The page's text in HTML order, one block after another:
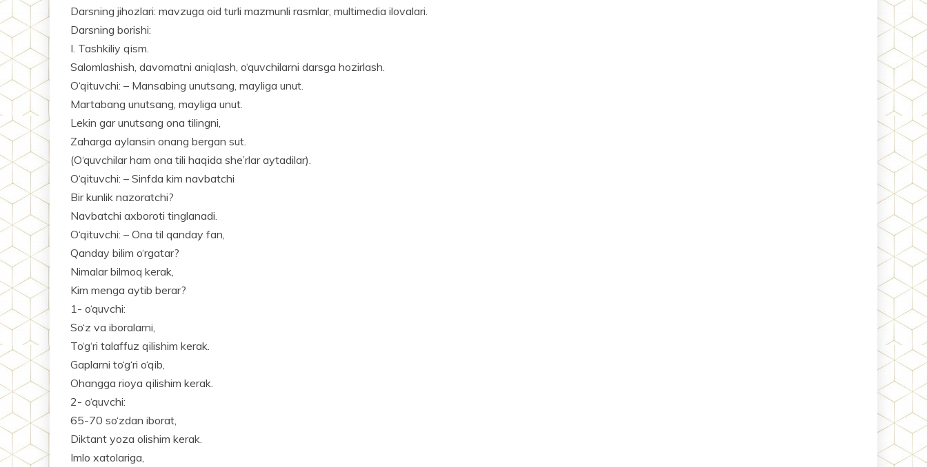
Darsning jihozlari: mavzuga oid turli mazmunli rasmlar, multimedia ilovalari.
Darsning borishi:
I. Tashkiliy qism.
Salomlashish, davomatni aniqlash, o‘quvchilarni darsga hozirlash.
O‘qituvchi: – Mansabing unutsang, mayliga unut.
Martabang unutsang, mayliga unut.
Lekin gar unutsang ona tilingni,
Zaharga aylansin onang bergan sut.
(O‘quvchilar ham ona tili haqida she’rlar aytadilar).
O‘qituvchi: – Sinfda kim navbatchi
Bir kunlik nazoratchi?
Navbatchi axboroti tinglanadi.
O‘qituvchi: – Ona til qanday fan,
Qanday bilim o‘rgatar?
Nimalar bilmoq kerak,
Kim menga aytib berar?
1- o‘quvchi:
So‘z va iboralarni,
To‘g‘ri talaffuz qilishim kerak.
Gaplarni to‘g‘ri o‘qib,
Ohangga rioya qilishim kerak.
2- o‘quvchi:
65-70 so‘zdan iborat,
Diktant yoza olishim kerak.
Imlo xatolariga,